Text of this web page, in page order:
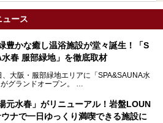
ュース
豊かな癒し温浴施設が堂々誕生！「S
春 服部緑地」を徹底取材
大阪・服部緑地エリアに「SPA&SAUNA水
グランドオープン。
約5年の時を経て誕生した本施設は、温泉・
・フィットネス・ラウンジ・レストランなど
れまでの“水春”のイメージをさらに進化させ
元水春」がリニューアル！岩盤LOUN
ナで一日ゆっくり満喫できる施設に